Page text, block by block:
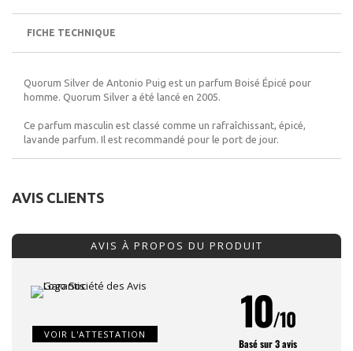
FICHE TECHNIQUE
Quorum Silver de Antonio Puig est un parfum Boisé Épicé pour
homme. Quorum Silver a été lancé en 2005.
Ce parfum masculin est classé comme un rafraîchissant, épicé,
lavande parfum. Il est recommandé pour le port de jour.
AVIS CLIENTS
AVIS À PROPOS DU PRODUIT
VOIR L'ATTESTATION 10/10
Basé sur 3 avis